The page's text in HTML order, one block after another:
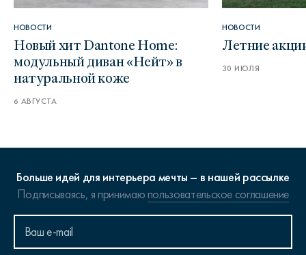
НОВОСТИ
Новый хит Dantone Home:
модульный диван «Нейт» в
натуральной коже
6 АВГУСТА
НОВОСТИ
Летние
30 ИЮЛЯ
Больше идей для интерьера мечты – в нашей рассылке
Подписываясь, я принимаюпользовательское соглашение